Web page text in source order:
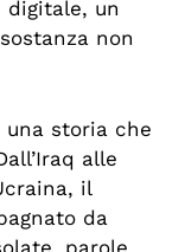
digitale, un
non
una storia che
alle
il
da